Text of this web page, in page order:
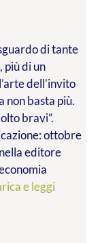
di tante
più di un
dell’invito
non basta più.
bravi”.
ottobre
editore
e leggi